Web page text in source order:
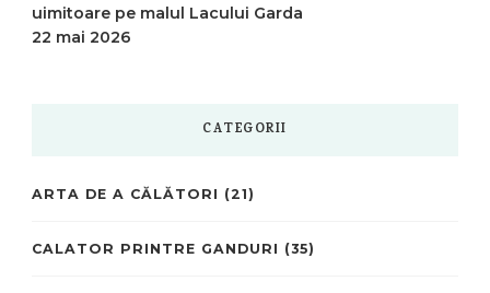
uimitoare pe malul Lacului Garda
22 mai 2026
CATEGORII
ARTA DE A CĂLĂTORI (21)
CALATOR PRINTRE GANDURI (35)